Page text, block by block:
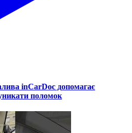
inCarDoc допомагає
поломок